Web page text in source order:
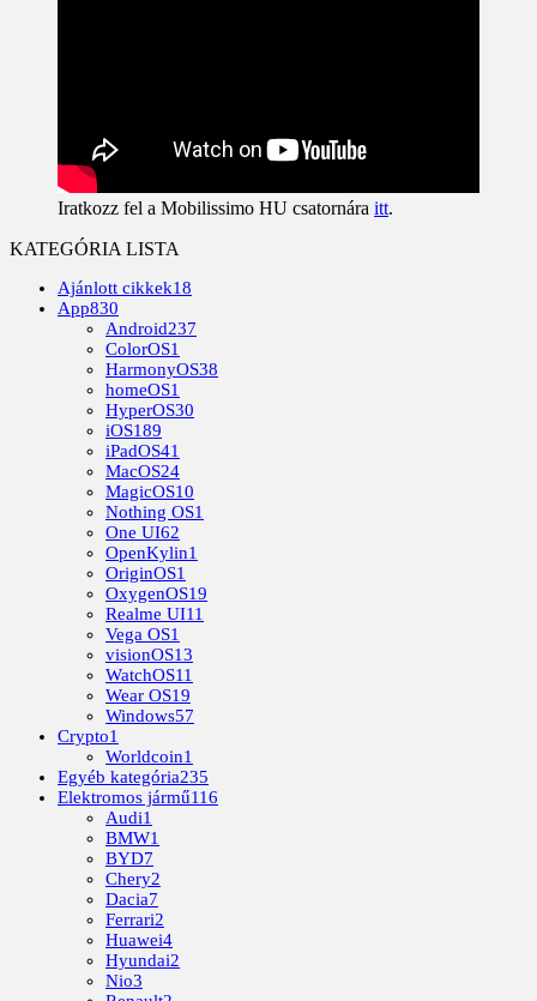
Iratkozz fel a Mobilissimo HU csatornára itt.
KATEGÓRIA LISTA
Ajánlott cikkek18
App830
Android237
ColorOS1
HarmonyOS38
homeOS1
HyperOS30
iOS189
iPadOS41
MacOS24
MagicOS10
Nothing OS1
One UI62
OpenKylin1
OriginOS1
OxygenOS19
Realme UI11
Vega OS1
visionOS13
WatchOS11
Wear OS19
Windows57
Crypto1
Worldcoin1
Egyéb kategória235
Elektromos jármű116
Audi1
BMW1
BYD7
Chery2
Dacia7
Ferrari2
Huawei4
Hyundai2
Nio3